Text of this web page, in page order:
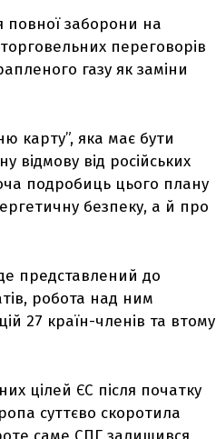
повної заборони на
переговорів
газу як заміни
карту”, яка має бути
від російських
подробиць цього плану
безпеку, а й про
представлений до
робота над ним
27 країн-членів та втому
цілей ЄС після початку
суттєво скоротила